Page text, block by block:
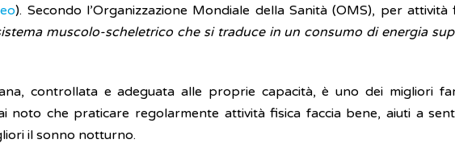
). Secondo l’Organizzazione Mondiale della Sanità (OMS), per attività
muscolo-scheletrico che si traduce in un consumo di energia
controllata e adeguata alle proprie capacità, è uno dei migliori
noto che praticare regolarmente attività fisica faccia bene, aiuti a
il sonno notturno.